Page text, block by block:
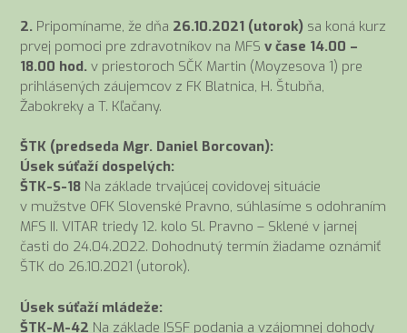
2. Pripomíname, že dňa 26.10.2021 (utorok) sa koná kurz
prvej pomoci pre zdravotníkov na MFS v čase 14.00 –
18.00 hod. v priestoroch SČK Martin (Moyzesova 1) pre
prihlásených záujemcov z FK Blatnica, H. Štubňa,
Žabokreky a T. Kľačany.
ŠTK (predseda Mgr. Daniel Borcovan):
Úsek súťaží dospelých:
ŠTK-S-18 Na základe trvajúcej covidovej situácie
v mužstve OFK Slovenské Pravno, súhlasíme s odohraním
MFS II. VITAR triedy 12. kolo Sl. Pravno – Sklené v jarnej
časti do 24.04.2022. Dohodnutý termín žiadame oznámiť
ŠTK do 26.10.2021 (utorok).
Úsek súťaží mládeže:
ŠTK-M-42 Na základe ISSF podania a vzájomnej dohody